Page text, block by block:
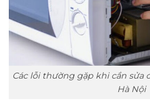
Các lỗi thường gặp khi cần sửa
Hà Nội